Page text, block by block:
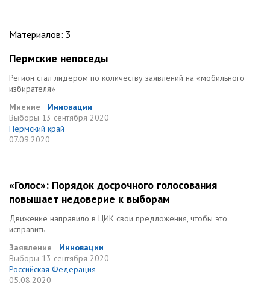
Материалов: 3
Пермские непоседы
Регион стал лидером по количеству заявлений на «мобильного
избирателя»
Мнение
Инновации
Выборы 13 сентября 2020
Пермский край
07.09.2020
«Голос»: Порядок досрочного голосования
повышает недоверие к выборам
Движение направило в ЦИК свои предложения, чтобы это
исправить
Заявление
Инновации
Выборы 13 сентября 2020
Российская Федерация
05.08.2020